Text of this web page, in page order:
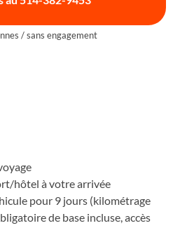
était utilisée par les habitants
cimetière et lieu sacré. Les
qui le rendent idéal pour la
Vous pourrez observer de petits
tels que des poissons-anges,
des poissons-perroquets, des
des requins, des raies mantas et
l'île est constituée d'eaux
plages de sable blanc dont
à marée haute. Vous pouvez
hôtel à votre arrivée
pour 9 jours (kilométrage
de base incluse, accès